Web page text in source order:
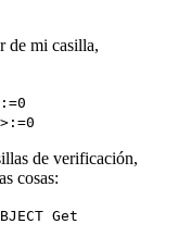
de mi casilla,
de verificación,
cosas:
Get